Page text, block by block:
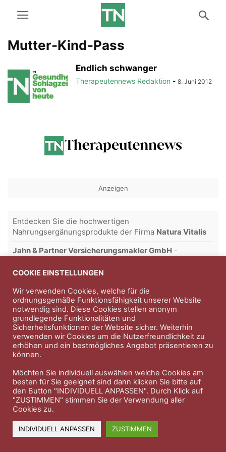
Mutter-Kind-Pass
Endlich schwanger
Therapeutennews Redaktion - 8. Juni 2012
Anzeigen
Entdecken Sie die hochwertigen
Nahrungsergänungsprodukte der Firma Natura Vitalis
Jahn & Partner Versicherungsmakler GmbH -
Professioneller Rundumschutz seit über 30 Jahren.
Impressum Nutzungsbedingungen
Datenschutzerklärung Therapeutenkatalog Über uns
COOKIE EINSTELLUNGEN
Wir verwenden Cookies, welche für die
ordnungsgemäße Funktionsfähigkeit unserer Website
notwendig sind. Diese Cookies stellen anonym
grundlegende Funktionalitäten und
Sicherheitsfunktionen der Website sicher. Weiterhin
verwenden wir Cookies um die Nutzerfreundlichkeit zu
erhöhen und ein bestmögliches Angebot präsentieren zu
können.
Möchten Sie individuell auswählen welche Cookies am
besten für Sie geeignet sind dann klicken Sie bitte auf
den Button "INDIVIDUELL ANPASSEN". Durch Klick auf
"ZUSTIMMEN" stimmen Sie der Verwendung aller
Cookies zu.
INDIVIDUELL ANPASSEN ZUSTIMMEN